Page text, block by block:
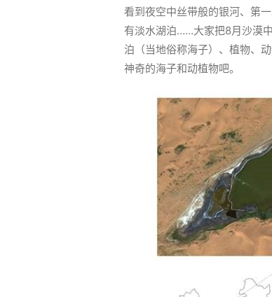
看到夜空中丝带般的银河、第
有淡水湖泊……大家把8月沙漠
泊（当地俗称海子）、植物、
神奇的海子和动植物吧。